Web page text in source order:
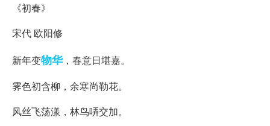
《初春》
宋代 欧阳修
新年变物华，春意日堪嘉。
霁色初含柳，余寒尚勒花。
风丝飞荡漾，林鸟哢交加。